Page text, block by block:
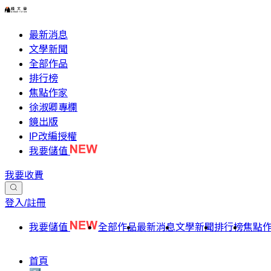
最新消息
文學新聞
全部作品
排行榜
焦點作家
徐淑卿專欄
鏡出版
IP改編授權
我要儲值
我要收費
登入/註冊
我要儲值 全部作品最新消息文學新聞排行榜焦點
首頁